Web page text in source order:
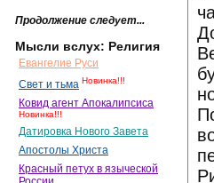
Продолжение следует...
Мысли вслух: Религия
Евангелие Руси
Свет и тьма Новинка!!!
Ковид агент Апокалипсиса
Новинка!!!
Датировка Нового Завета
Апостолы Христа
Красный петух в языческой